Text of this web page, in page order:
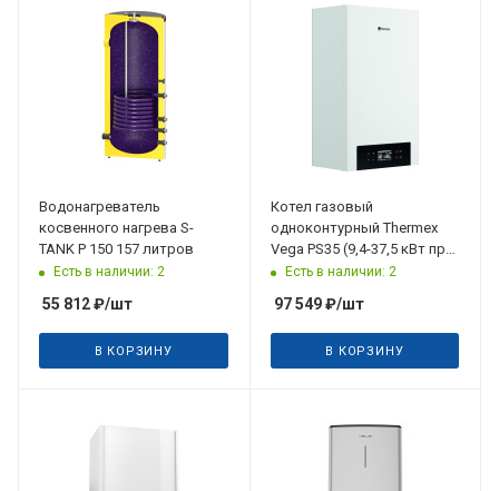
Водонагреватель
косвенного нагрева S-
TANK P 150 157 литров
Есть в наличии: 2
55 812₽/шт
В КОРЗИНУ
Котел газовый
одноконтурный Thermex
Vega PS35 (9,4-37,5 кВт при
50/30⁰С) конденсационный
Есть в наличии: 2
97 549₽/шт
В КОРЗИНУ